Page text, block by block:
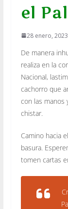
el
28 enero, 2023
De manera
realiza en la
Nacional,
cachorro que
con las manos
chistar.
Camino hacia
basura.
tomen cartas